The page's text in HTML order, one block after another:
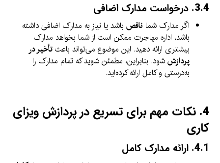
3.4. درخواست مدارک اضافی
اگر مدارک شما ناقص باشد یا نیاز به مدارک اضافی داشته
باشد، اداره مهاجرت ممکن است از شما بخواهد مدارک
بیشتری ارائه دهید. این موضوع می‌تواند باعثتأخیر در
پردازششود. بنابراین، مطمئن شوید که تمام مدارک را
به‌درستی و کامل ارائه کرده‌اید.
4. نکات مهم برای تسریع در پردازش ویزای
کاری
4.1. ارائه مدارک کامل